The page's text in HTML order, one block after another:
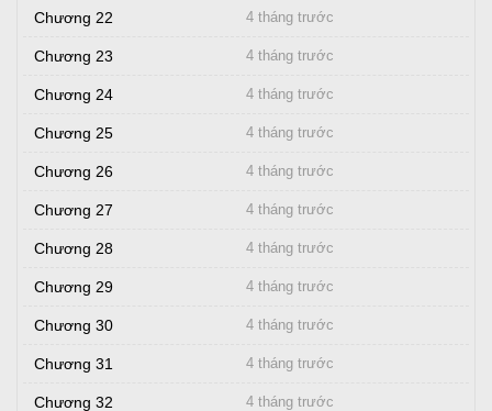
Chương 22 4 tháng trước
Chương 23 4 tháng trước
Chương 24 4 tháng trước
Chương 25 4 tháng trước
Chương 26 4 tháng trước
Chương 27 4 tháng trước
Chương 28 4 tháng trước
Chương 29 4 tháng trước
Chương 30 4 tháng trước
Chương 31 4 tháng trước
Chương 32 4 tháng trước